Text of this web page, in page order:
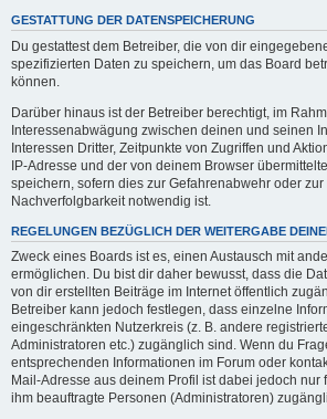
GESTATTUNG DER DATENSPEICHERUNG
Du gestattest dem Betreiber, die von dir
spezifizierten Daten zu speichern, um das Board
können.
Darüber hinaus ist der Betreiber berechtigt, im
Interessenabwägung zwischen deinen und seinen
Interessen Dritter, Zeitpunkte von Zugriffen und
IP-Adresse und der von deinem Browser
speichern, sofern dies zur Gefahrenabwehr oder zur
Nachverfolgbarkeit notwendig ist.
REGELUNGEN BEZÜGLICH DER WEITERGABE
Zweck eines Boards ist es, einen Austausch mit
ermöglichen. Du bist dir daher bewusst, dass die
von dir erstellten Beiträge im Internet öffentlich
Betreiber kann jedoch festlegen, dass einzelne
eingeschränkten Nutzerkreis (z. B. andere
Administratoren etc.) zugänglich sind. Wenn du
entsprechenden Informationen im Forum oder
Mail-Adresse aus deinem Profil ist dabei jedoch nur
ihm beauftragte Personen (Administratoren)